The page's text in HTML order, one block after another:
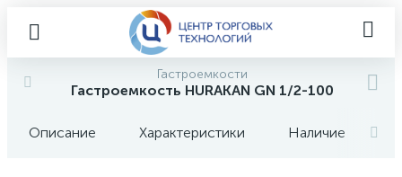
Гастроемкости
Гастроемкость HURAKAN GN 1/2-100
Описание Характеристики Наличие